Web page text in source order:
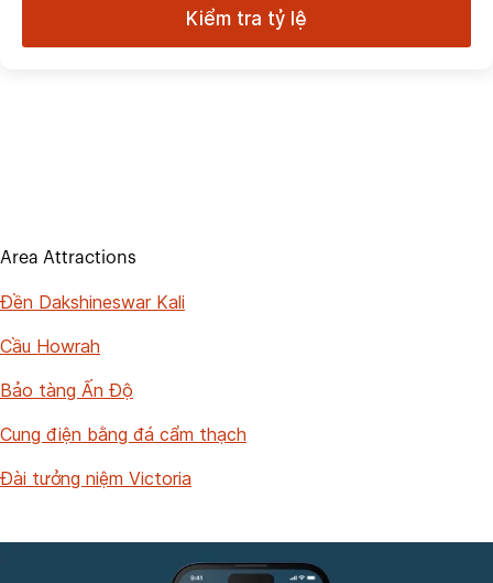
Kiểm tra tỷ lệ
Area Attractions
Đền Dakshineswar Kali
Cầu Howrah
Bảo tàng Ấn Độ
Cung điện bằng đá cẩm thạch
Đài tưởng niệm Victoria